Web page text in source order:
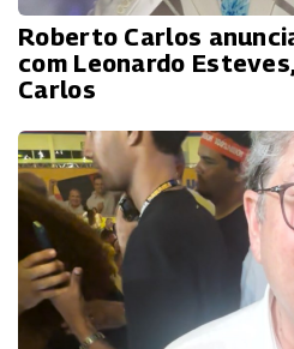
Roberto Carlos
com Leonardo
Carlos